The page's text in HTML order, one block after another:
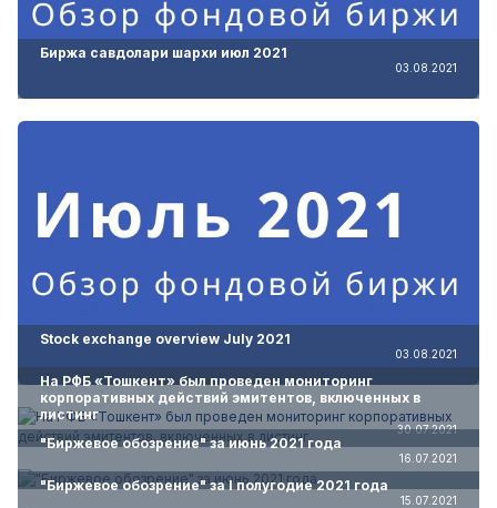
Биржа савдолари шархи июл 2021
03.08.2021
Stock exchange overview July 2021
03.08.2021
На РФБ «Тошкент» был проведен мониторинг
корпоративных действий эмитентов, включенных в
листинг
30.07.2021
"Биржевое обозрение" за июнь 2021 года
16.07.2021
"Биржевое обозрение" за I полугодие 2021 года
15.07.2021